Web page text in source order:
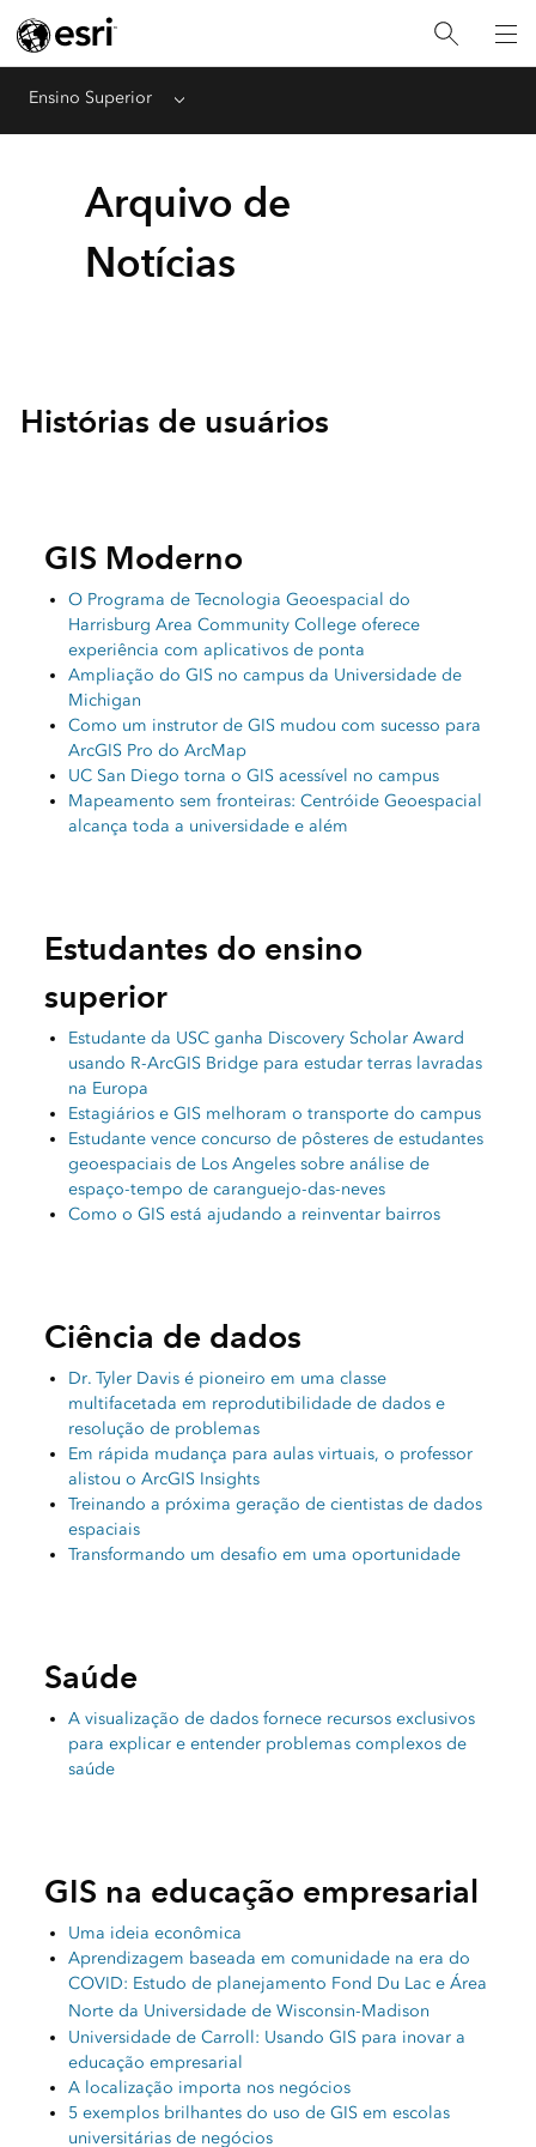
Ensino Superior Menu
Arquivo de
Notícias
Histórias de usuários
GIS Moderno
O Programa de Tecnologia Geoespacial do
Harrisburg Area Community College oferece
experiência com aplicativos de ponta
Ampliação do GIS no campus da Universidade de
Michigan
Como um instrutor de GIS mudou com sucesso para
ArcGIS Pro do ArcMap
UC San Diego torna o GIS acessível no campus
Mapeamento sem fronteiras: Centróide Geoespacial
alcança toda a universidade e além
Estudantes do ensino
superior
Estudante da USC ganha Discovery Scholar Award
usando R-ArcGIS Bridge para estudar terras lavradas
na Europa
Estagiários e GIS melhoram o transporte do campus
Estudante vence concurso de pôsteres de estudantes
geoespaciais de Los Angeles sobre análise de
espaço-tempo de caranguejo-das-neves
Como o GIS está ajudando a reinventar bairros
Ciência de dados
Dr. Tyler Davis é pioneiro em uma classe
multifacetada em reprodutibilidade de dados e
resolução de problemas
Em rápida mudança para aulas virtuais, o professor
alistou o ArcGIS Insights
Treinando a próxima geração de cientistas de dados
espaciais
Transformando um desafio em uma oportunidade
Saúde
A visualização de dados fornece recursos exclusivos
para explicar e entender problemas complexos de
saúde
GIS na educação empresarial
Uma ideia econômica
Aprendizagem baseada em comunidade na era do
COVID: Estudo de planejamento Fond Du Lac e Área
Norte da Universidade de Wisconsin-Madison
Universidade de Carroll: Usando GIS para inovar a
educação empresarial
A localização importa nos negócios
5 exemplos brilhantes do uso de GIS em escolas
universitárias de negócios